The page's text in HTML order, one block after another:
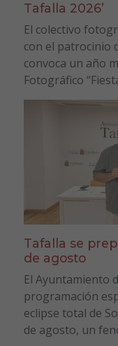
Tafalla 2026’
El colectivo
con el patrocinio
convoca un año
Fotográfico
Tafalla se
de agosto
El Ayuntamiento
programación
eclipse total de
de agosto, un